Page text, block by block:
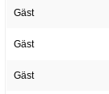
Gäst
Gäst
Gäst